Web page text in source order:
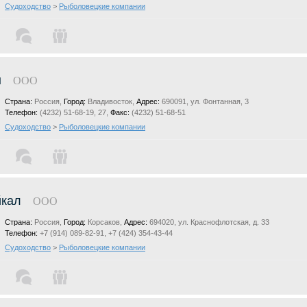
Судоходство > Рыболовецкие компании
ООО
Страна: Россия, Город: Владивосток, Адрес: 690091, ул. Фонтанная, 3
Телефон: (4232) 51-68-19, 27, Факс: (4232) 51-68-51
Судоходство > Рыболовецкие компании
ООО
Страна: Россия, Город: Корсаков, Адрес: 694020, ул. Краснофлотская, д. 33
Телефон: +7 (914) 089-82-91, +7 (424) 354-43-44
Судоходство > Рыболовецкие компании